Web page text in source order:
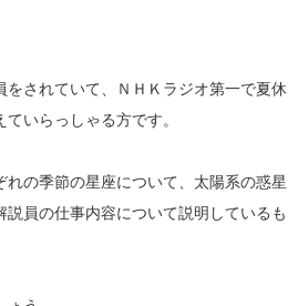
されていて、ＮＨＫラジオ第一で夏休
いらっしゃる方です。
の季節の星座について、太陽系の惑星
員の仕事内容について説明しているも